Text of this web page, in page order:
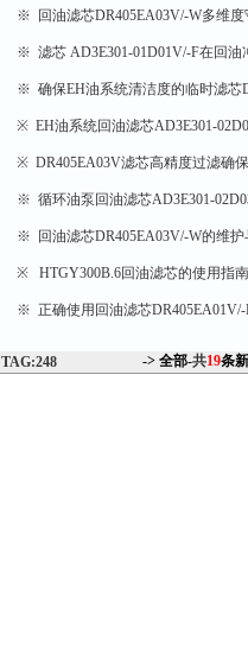
※ 回油滤芯DR405EA03V/-W多维度
※ 滤芯 AD3E301-01D01V/-F在回油
※ 确保EH油系统清洁度的临时滤芯
※ EH油系统回油滤芯AD3E301-
※ DR405EA03V滤芯高精度过滤确
※ 循环油泵回油滤芯AD3E301-
※ 回油滤芯DR405EA03V/-W的维护
※ HTGY300B.6回油滤芯的使用指
※ 正确使用回油滤芯
TAG:248 -> 全部-共19条